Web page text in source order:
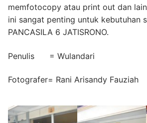
memfotocopy atau print out dan
ini sangat penting untuk kebutuhan
PANCASILA 6 JATISRONO.
Penulis = Wulandari
Fotografer= Rani Arisandy Fauziah